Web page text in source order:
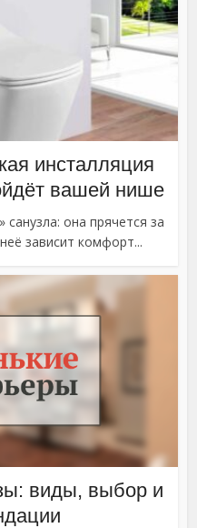
инсталляция
вашей нише
она прячется за
зависит комфорт...
виды, выбор и